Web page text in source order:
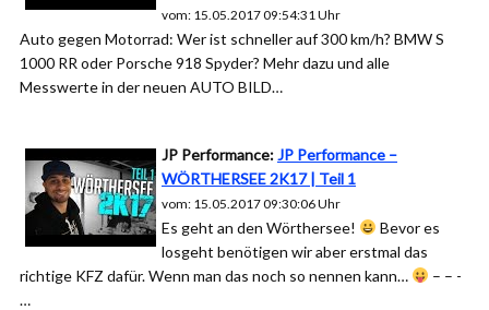
vom: 15.05.2017 09:54:31 Uhr
Auto gegen Motorrad: Wer ist schneller auf 300 km/h? BMW S
1000 RR oder Porsche 918 Spyder? Mehr dazu und alle
Messwerte in der neuen AUTO BILD…
JP Performance:JP Performance –
WÖRTHERSEE 2K17 | Teil 1
vom: 15.05.2017 09:30:06 Uhr
Es geht an den Wörthersee!
Bevor es
losgeht benötigen wir aber erstmal das
richtige KFZ dafür. Wenn man das noch so nennen kann…
– – -
…